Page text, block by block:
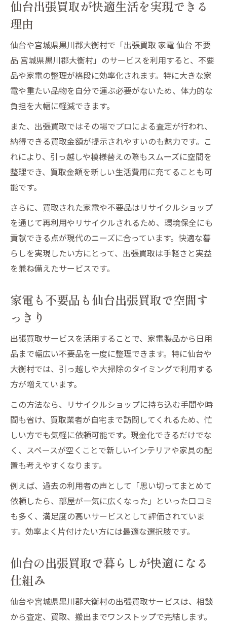
仙台出張買取が快適生活を実現できる
理由
仙台や宮城県黒川郡大衡村で「出張買取 家電 仙台 不要
品 宮城県黒川郡大衡村」のサービスを利用すると、不要
品や家電の整理が格段に効率化されます。特に大きな家
電や重たい品物を自分で運ぶ必要がないため、体力的な
負担を大幅に軽減できます。
また、出張買取ではその場でプロによる査定が行われ、
納得できる買取金額が提示されやすいのも魅力です。こ
れにより、引っ越しや模様替えの際もスムーズに空間を
整理でき、買取金額を新しい生活費用に充てることも可
能です。
さらに、買取された家電や不要品はリサイクルショップ
を通じて再利用やリサイクルされるため、環境保全にも
貢献できる点が現代のニーズに合っています。快適な暮
らしを実現したい方にとって、出張買取は手軽さと実益
を兼ね備えたサービスです。
家電も不要品も仙台出張買取で空間す
っきり
出張買取サービスを活用することで、家電製品から日用
品まで幅広い不要品を一度に整理できます。特に仙台や
大衡村では、引っ越しや大掃除のタイミングで利用する
方が増えています。
この方法なら、リサイクルショップに持ち込む手間や時
間も省け、買取業者が自宅まで訪問してくれるため、忙
しい方でも気軽に依頼可能です。現金化できるだけでな
く、スペースが空くことで新しいインテリアや家具の配
置も考えやすくなります。
例えば、過去の利用者の声として「思い切ってまとめて
依頼したら、部屋が一気に広くなった」といった口コミ
も多く、満足度の高いサービスとして評価されていま
す。効率よく片付けたい方には最適な選択肢です。
仙台の出張買取で暮らしが快適になる
仕組み
仙台や宮城県黒川郡大衡村の出張買取サービスは、相談
から査定、買取、搬出までワンストップで完結します。